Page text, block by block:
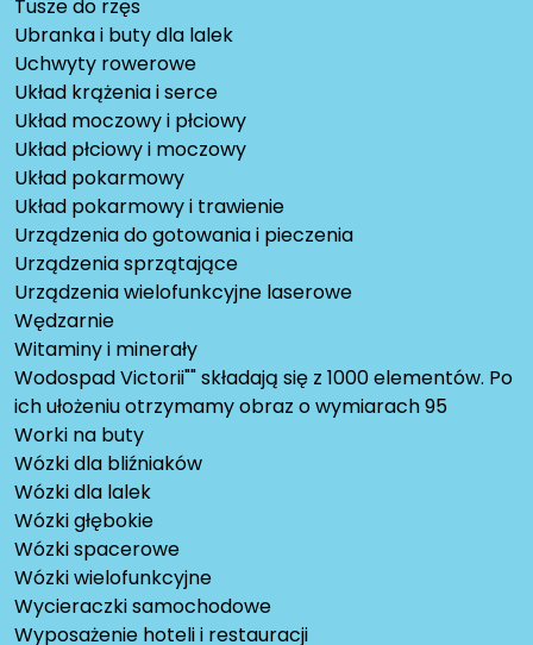
Tusze do rzęs
Ubranka i buty dla lalek
Uchwyty rowerowe
Układ krążenia i serce
Układ moczowy i płciowy
Układ płciowy i moczowy
Układ pokarmowy
Układ pokarmowy i trawienie
Urządzenia do gotowania i pieczenia
Urządzenia sprzątające
Urządzenia wielofunkcyjne laserowe
Wędzarnie
Witaminy i minerały
Wodospad Victorii"" składają się z 1000 elementów. Po
ich ułożeniu otrzymamy obraz o wymiarach 95
Worki na buty
Wózki dla bliźniaków
Wózki dla lalek
Wózki głębokie
Wózki spacerowe
Wózki wielofunkcyjne
Wycieraczki samochodowe
Wyposażenie hoteli i restauracji